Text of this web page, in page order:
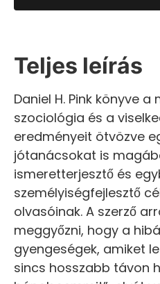
Teljes leírás
Daniel H. Pink könyve
szociológia és a
eredményeit ötvözve
jótanácsokat is
ismeretterjesztő és
személyiségfejlesztő
olvasóinak. A szerző
meggyőzni, hogy a
gyengeségek, amiket
sincs hosszabb távon